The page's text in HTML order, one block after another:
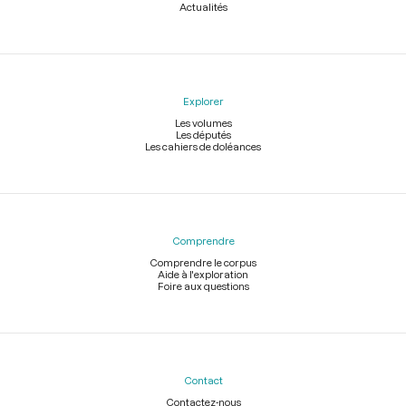
Actualités
Explorer
Les volumes
Les députés
Les cahiers de doléances
Comprendre
Comprendre le corpus
Aide à l'exploration
Foire aux questions
Contact
Contactez-nous